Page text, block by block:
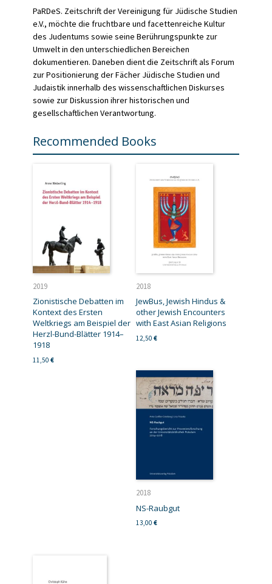
19.
und
20.
Jahrhunderts
=
Jesus
in
the
Jewish
Cultures
of
19th
and
PaRDeS. Zeitschrift der Vereinigung für Jüdische Studien
e.V., möchte die fruchtbare und facettenreiche Kultur
des Judentums sowie seine Berührungspunkte zur
Umwelt in den unterschiedlichen Bereichen
dokumentieren. Daneben dient die Zeitschrift als Forum
zur Positionierung der Fächer Jüdische Studien und
Judaistik innerhalb des wissenschaftlichen Diskurses
sowie zur Diskussion ihrer historischen und
gesellschaftlichen Verantwortung.
Recommended Books
2019
Zionistische Debatten im
Kontext des Ersten
Weltkriegs am Beispiel der
Herzl-Bund-Blätter 1914–
1918
11,50 €
2018
JewBus, Jewish Hindus &
other Jewish Encounters
with East Asian Religions
12,50 €
2018
NS-Raubgut
13,00 €